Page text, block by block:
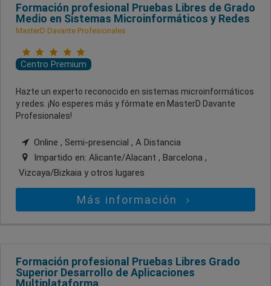
Formación profesional Pruebas Libres de Grado
Medio en Sistemas Microinformáticos y Redes
MasterD Davante Profesionales
Centro Premium
Hazte un experto reconocido en sistemas microinformáticos
y redes. ¡No esperes más y fórmate en MasterD Davante
Profesionales!
Online , Semi-presencial , A Distancia
Impartido en: Alicante/Alacant , Barcelona ,
Vizcaya/Bizkaia y otros lugares
Más información
Formación profesional Pruebas Libres Grado
Superior Desarrollo de Aplicaciones
Multiplataforma